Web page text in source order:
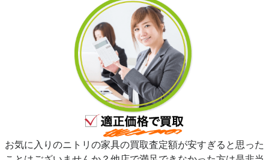
お気に入りのニトリの家具の買取査定額が安すぎると思った